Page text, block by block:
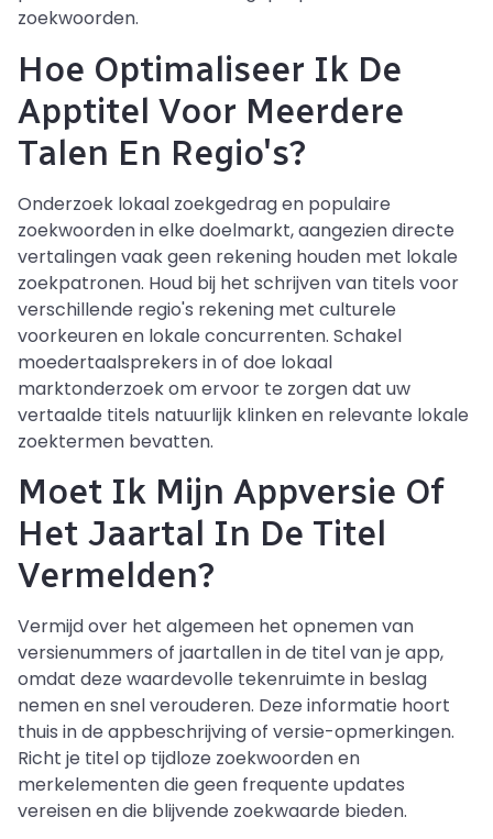
zoekwoorden.
Hoe Optimaliseer Ik De
Apptitel Voor Meerdere
Talen En Regio's?
Onderzoek lokaal zoekgedrag en populaire
zoekwoorden in elke doelmarkt, aangezien directe
vertalingen vaak geen rekening houden met lokale
zoekpatronen. Houd bij het schrijven van titels voor
verschillende regio's rekening met culturele
voorkeuren en lokale concurrenten. Schakel
moedertaalsprekers in of doe lokaal
marktonderzoek om ervoor te zorgen dat uw
vertaalde titels natuurlijk klinken en relevante lokale
zoektermen bevatten.
Moet Ik Mijn Appversie Of
Het Jaartal In De Titel
Vermelden?
Vermijd over het algemeen het opnemen van
versienummers of jaartallen in de titel van je app,
omdat deze waardevolle tekenruimte in beslag
nemen en snel verouderen. Deze informatie hoort
thuis in de appbeschrijving of versie-opmerkingen.
Richt je titel op tijdloze zoekwoorden en
merkelementen die geen frequente updates
vereisen en die blijvende zoekwaarde bieden.